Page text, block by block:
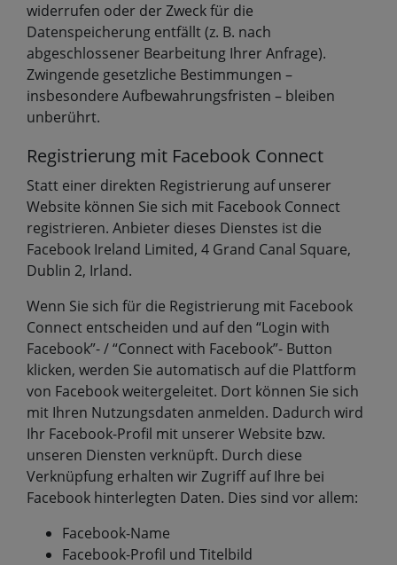
widerrufen oder der Zweck für die
Datenspeicherung entfällt (z. B. nach
abgeschlossener Bearbeitung Ihrer Anfrage).
Zwingende gesetzliche Bestimmungen –
insbesondere Aufbewahrungsfristen – bleiben
unberührt.
Registrierung mit Facebook Connect
Statt einer direkten Registrierung auf unserer
Website können Sie sich mit Facebook Connect
registrieren. Anbieter dieses Dienstes ist die
Facebook Ireland Limited, 4 Grand Canal Square,
Dublin 2, Irland.
Wenn Sie sich für die Registrierung mit Facebook
Connect entscheiden und auf den “Login with
Facebook”- / “Connect with Facebook”- Button
klicken, werden Sie automatisch auf die Plattform
von Facebook weitergeleitet. Dort können Sie sich
mit Ihren Nutzungsdaten anmelden. Dadurch wird
Ihr Facebook-Profil mit unserer Website bzw.
unseren Diensten verknüpft. Durch diese
Verknüpfung erhalten wir Zugriff auf Ihre bei
Facebook hinterlegten Daten. Dies sind vor allem:
Facebook-Name
Facebook-Profil und Titelbild